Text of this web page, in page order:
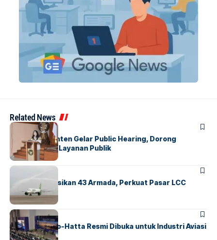
Related News
BANDARABERITA
Karantina Banten Gelar Public Hearing, Dorong
Transparansi Layanan Publik
BANDARA
Citilink Operasikan 43 Armada, Perkuat Pasar LCC
Nasional
BANDARA BERITA
IALC Soekarno-Hatta Resmi Dibuka untuk Industri Aviasi
Dunia